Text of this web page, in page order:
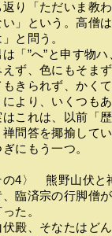
返り「ただいま教
い」という。高僧
と問う。
「”へ”と申す物
えず、色にもそま
もきられず、かく
により、いくつも
これは、以前「
禅問答を揶揄して
ぎにもう一つ。
の4〉 熊野山伏
臨済宗の行脚僧
た。
伏殿、そなたはど